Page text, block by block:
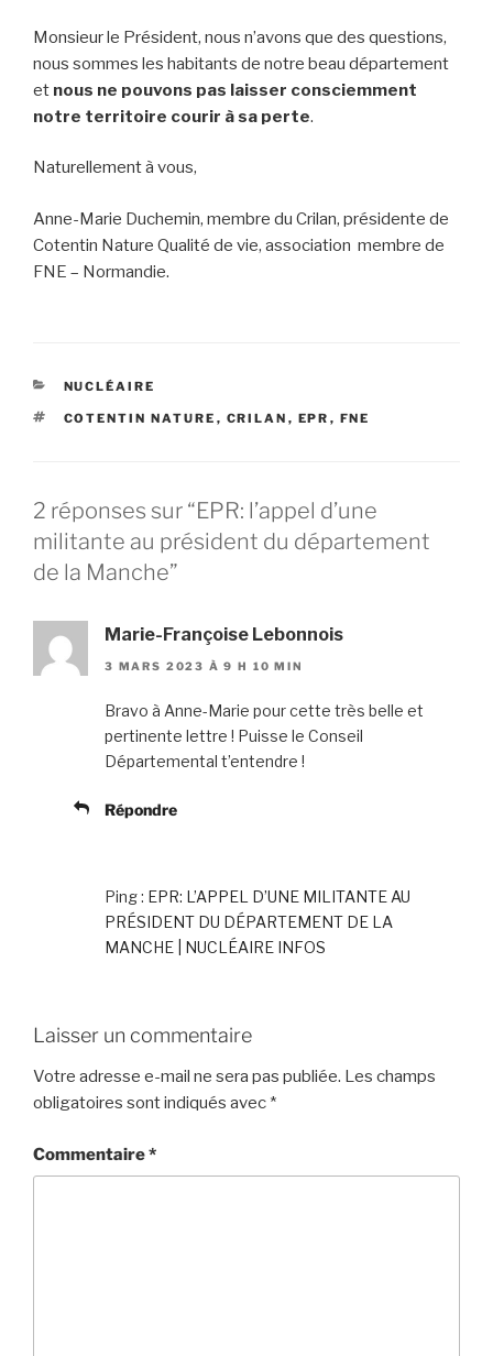
Monsieur le Président, nous n’avons que des questions,
nous sommes les habitants de notre beau département
et nous ne pouvons pas laisser consciemment
notre territoire courir à sa perte.
Naturellement à vous,
Anne-Marie Duchemin, membre du Crilan, présidente de
Cotentin Nature Qualité de vie, association membre de
FNE – Normandie.
CATÉGORIES
NUCLÉAIRE
ÉTIQUETTES
COTENTIN NATURE , CRILAN , EPR , FNE
2 réponses sur “EPR: l’appel d’une
militante au président du département
de la Manche”
Marie-Françoise Lebonnois
3 MARS 2023 À 9 H 10 MIN
Bravo à Anne-Marie pour cette très belle et
pertinente lettre ! Puisse le Conseil
Départemental t’entendre !
Répondre
Ping : EPR: L’APPEL D’UNE MILITANTE AU
PRÉSIDENT DU DÉPARTEMENT DE LA
MANCHE | NUCLÉAIRE INFOS
Laisser un commentaire
Votre adresse e-mail ne sera pas publiée. Les champs
obligatoires sont indiqués avec *
Commentaire*